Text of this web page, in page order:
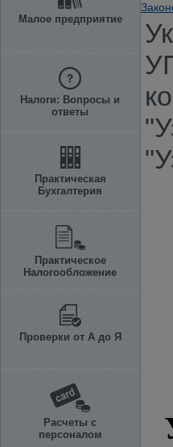
Малое предприятие
Налоги: Вопросы и
ответы
Практическая
Бухгалтерия
Практическое
Налогообложение
Проверки от А до Я
Расчеты с
персоналом